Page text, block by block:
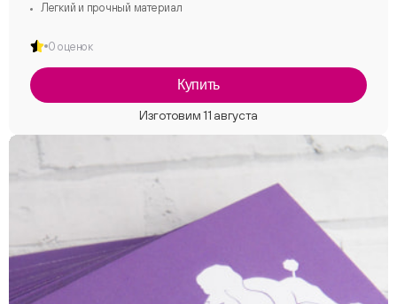
Легкий и прочный материал
0 оценок
Купить